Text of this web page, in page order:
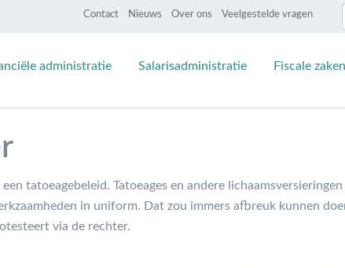
Contact Nieuws Over ons Veelgestelde vragen
administratie Salarisadministratie Fiscale zaken
tatoeagebeleid. Tatoeages en andere lichaamsversieringen
in uniform. Dat zou immers afbreuk kunnen
via de rechter.